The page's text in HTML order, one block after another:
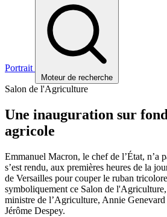
Portrait
Moteur de recherche
Salon de l'Agriculture
Une inauguration sur
agricole
Emmanuel Macron, le chef de l’État, n’a
s’est rendu, aux premières heures de la
de Versailles pour couper le ruban
symboliquement ce Salon de
ministre de l’Agriculture, Annie
Jérôme Despey.